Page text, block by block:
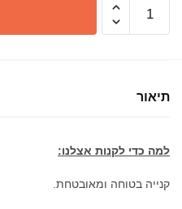
נירוסטה
תיאור
למה כדי לקנות אצלנו:
קנייה בטוחה ומאובטחת.